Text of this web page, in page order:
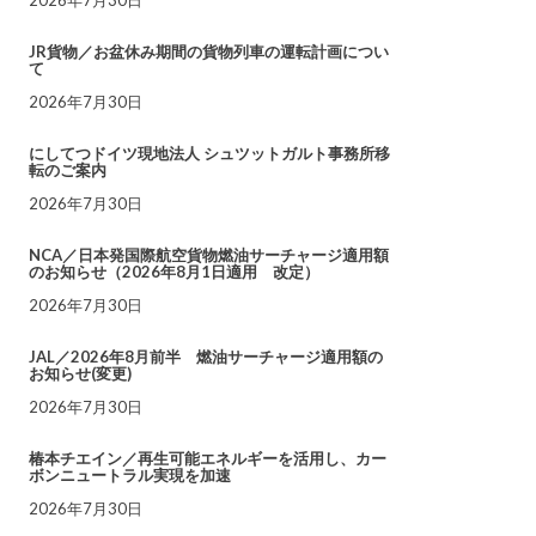
JR貨物／お盆休み期間の貨物列車の運転計画につい
て
2026年7月30日
にしてつドイツ現地法人 シュツットガルト事務所移
転のご案内
2026年7月30日
NCA／日本発国際航空貨物燃油サーチャージ適用額
のお知らせ（2026年8月1日適用 改定）
2026年7月30日
JAL／2026年8月前半 燃油サーチャージ適用額の
お知らせ(変更)
2026年7月30日
椿本チエイン／再生可能エネルギーを活用し、カー
ボンニュートラル実現を加速
2026年7月30日